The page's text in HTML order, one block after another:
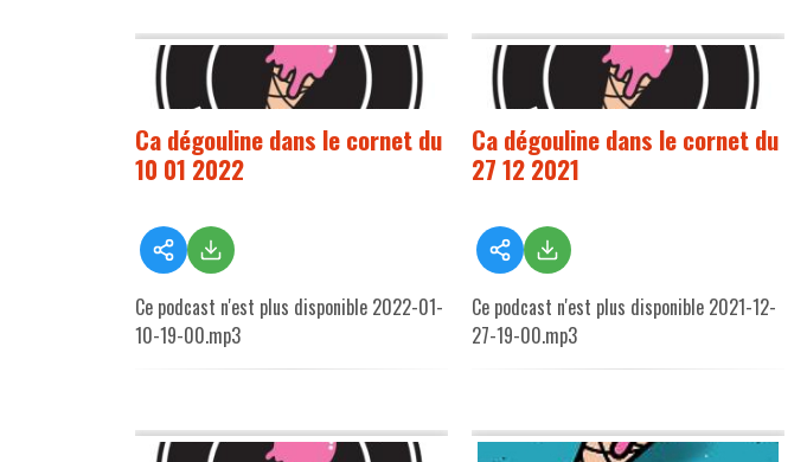
Ca dégouline dans le cornet du
10 01 2022
Ce podcast n'est plus disponible 2022-01-
10-19-00.mp3
Ca dégouline dans le cornet du
27 12 2021
Ce podcast n'est plus disponible 2021-12-
27-19-00.mp3